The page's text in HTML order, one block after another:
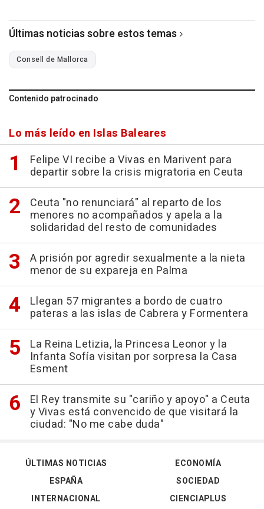
Últimas noticias sobre estos temas
Consell de Mallorca
Contenido patrocinado
Lo más leído en Islas Baleares
Felipe VI recibe a Vivas en Marivent para
departir sobre la crisis migratoria en Ceuta
Ceuta "no renunciará" al reparto de los
menores no acompañados y apela a la
solidaridad del resto de comunidades
A prisión por agredir sexualmente a la nieta
menor de su expareja en Palma
Llegan 57 migrantes a bordo de cuatro
pateras a las islas de Cabrera y Formentera
La Reina Letizia, la Princesa Leonor y la
Infanta Sofía visitan por sorpresa la Casa
Esment
El Rey transmite su "cariño y apoyo" a Ceuta
y Vivas está convencido de que visitará la
ciudad: "No me cabe duda"
ÚLTIMAS NOTICIAS
ESPAÑA
INTERNACIONAL
ECONOMÍA
SOCIEDAD
CIENCIAPLUS